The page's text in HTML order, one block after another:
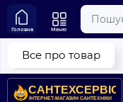
Головна Меню
Все про товар